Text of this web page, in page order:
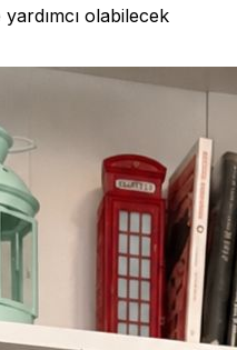
olabilecek